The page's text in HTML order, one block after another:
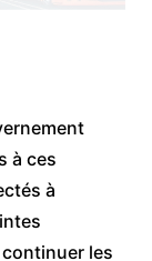
à ces
à
les